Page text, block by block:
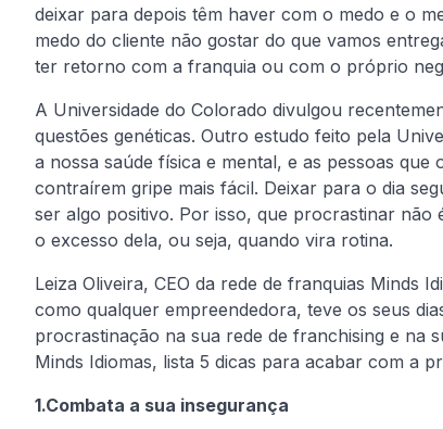
deixar para depois têm haver com o medo e o
medo do cliente não gostar do que vamos
ter retorno com a franquia ou com o próprio
A Universidade do Colorado divulgou
questões genéticas. Outro estudo feito pela
a nossa saúde física e mental, e as pessoas
contraírem gripe mais fácil. Deixar para o dia
ser algo positivo. Por isso, que procrastinar não
o excesso dela, ou seja, quando vira rotina.
Leiza Oliveira, CEO da rede de franquias Minds
como qualquer empreendedora, teve os seus
procrastinação na sua rede de franchising e na
Minds Idiomas, lista 5 dicas para acabar com a
1.Combata a sua insegurança